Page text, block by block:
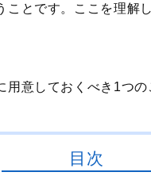
ことです。ここを理解
意しておくべき1つの
目次